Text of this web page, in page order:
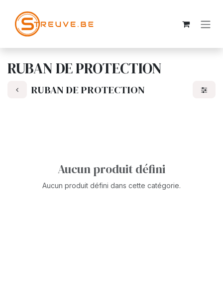
RUBAN DE PROTECTION
RUBAN DE PROTECTION
Aucun produit défini
Aucun produit défini dans cette catégorie.